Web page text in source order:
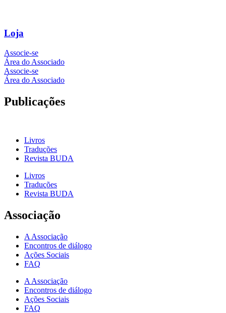
Loja
Associe-se
Área do Associado
Associe-se
Área do Associado
Publicações
Livros
Traduções
Revista BUDA
Livros
Traduções
Revista BUDA
Associação
A Associação
Encontros de diálogo
Ações Sociais
FAQ
A Associação
Encontros de diálogo
Ações Sociais
FAQ